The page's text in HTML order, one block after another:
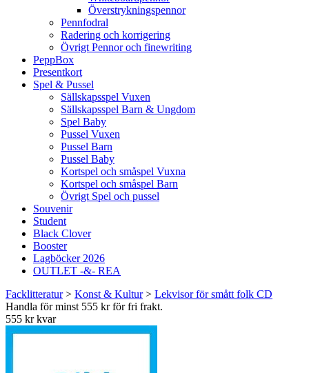
Överstrykningspennor
Pennfodral
Radering och korrigering
Övrigt Pennor och finewriting
PeppBox
Presentkort
Spel & Pussel
Sällskapsspel Vuxen
Sällskapsspel Barn & Ungdom
Spel Baby
Pussel Vuxen
Pussel Barn
Pussel Baby
Kortspel och småspel Vuxna
Kortspel och småspel Barn
Övrigt Spel och pussel
Souvenir
Student
Black Clover
Booster
Lagböcker 2026
OUTLET -&- REA
Facklitteratur> Konst & Kultur> Lekvisor för smått folk CD
Handla för minst 555 kr för fri frakt.
555 kr kvar